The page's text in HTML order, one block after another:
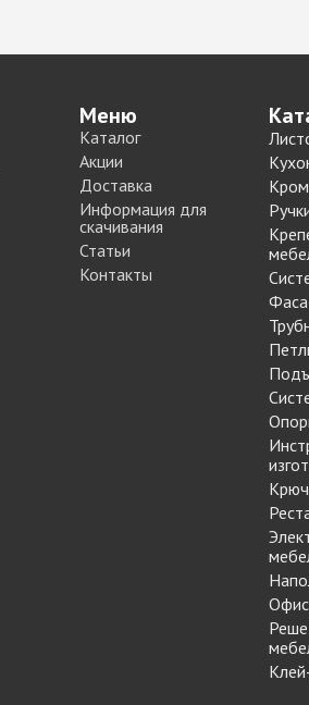
Меню
Каталог
Акции
Доставка
Информация для
скачивания
Статьи
Контакты